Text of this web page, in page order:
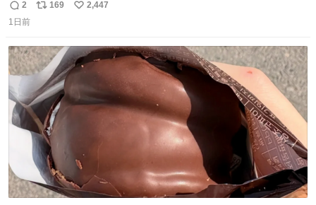
てかっこ悪いなぁ →せや
返
信
2
リ
ト
数
169
い
数
2,447
1日前